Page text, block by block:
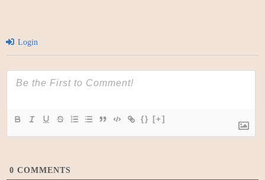
Login
{} [+]
0 COMMENTS